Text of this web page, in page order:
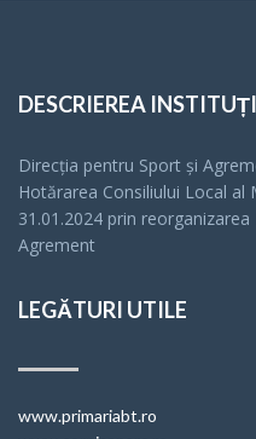
DESCRIEREA
Direcția pentru Sport și
Hotărarea Consiliului Local al
31.01.2024 prin
Agrement
LEGĂTURI UTILE
www.primariabt.ro